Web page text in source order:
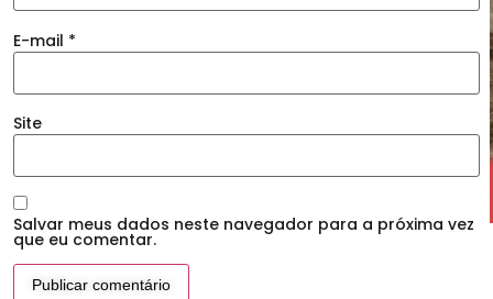
E-mail *
Site
Salvar meus dados neste navegador para a próxima vez
que eu comentar.